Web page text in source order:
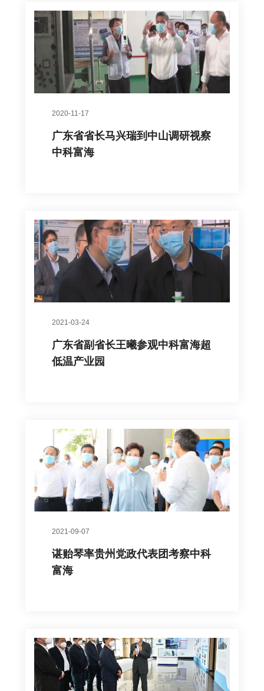
2020-11-17
广东省省长马兴瑞到中山调研视察
中科富海
2021-03-24
广东省副省长王曦参观中科富海超
低温产业园
2021-09-07
谌贻琴率贵州党政代表团考察中科
富海